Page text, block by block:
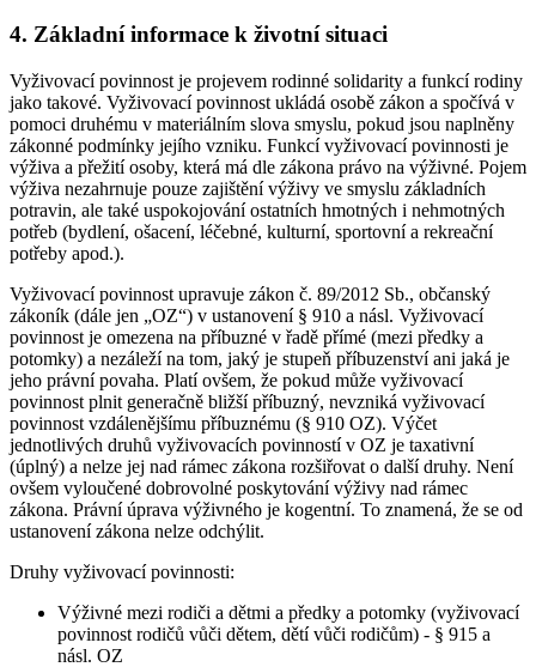
4. Základní informace k životní situaci
Vyživovací povinnost je projevem rodinné solidarity a funkcí rodiny
jako takové. Vyživovací povinnost ukládá osobě zákon a spočívá v
pomoci druhému v materiálním slova smyslu, pokud jsou naplněny
zákonné podmínky jejího vzniku. Funkcí vyživovací povinnosti je
výživa a přežití osoby, která má dle zákona právo na výživné. Pojem
výživa nezahrnuje pouze zajištění výživy ve smyslu základních
potravin, ale také uspokojování ostatních hmotných i nehmotných
potřeb (bydlení, ošacení, léčebné, kulturní, sportovní a rekreační
potřeby apod.).
Vyživovací povinnost upravuje zákon č. 89/2012 Sb., občanský
zákoník (dále jen „OZ“) v ustanovení § 910 a násl. Vyživovací
povinnost je omezena na příbuzné v řadě přímé (mezi předky a
potomky) a nezáleží na tom, jaký je stupeň příbuzenství ani jaká je
jeho právní povaha. Platí ovšem, že pokud může vyživovací
povinnost plnit generačně bližší příbuzný, nevzniká vyživovací
povinnost vzdálenějšímu příbuznému (§ 910 OZ). Výčet
jednotlivých druhů vyživovacích povinností v OZ je taxativní
(úplný) a nelze jej nad rámec zákona rozšiřovat o další druhy. Není
ovšem vyloučené dobrovolné poskytování výživy nad rámec
zákona. Právní úprava výživného je kogentní. To znamená, že se od
ustanovení zákona nelze odchýlit.
Druhy vyživovací povinnosti:
Výživné mezi rodiči a dětmi a předky a potomky (vyživovací
povinnost rodičů vůči dětem, dětí vůči rodičům) - § 915 a
násl. OZ